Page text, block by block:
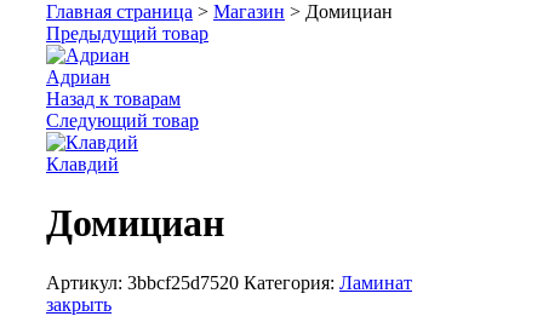
Главная страница > Магазин > Домициан
Предыдущий товар
Адриан
Назад к товарам
Следующий товар
Клавдий
Домициан
Артикул: 3bbcf25d7520 Категория: Ламинат
закрыть